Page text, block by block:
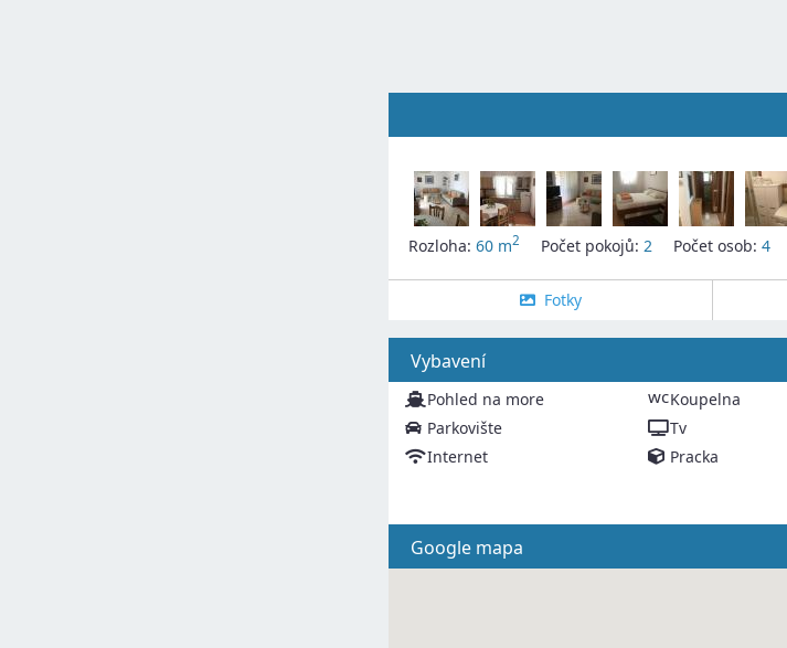
Rozloha: 60 m2 Počet pokojů: 2 Počet osob: 4
Fotky
Vybavení
Pohled na more wcKoupelna
Parkovište
Tv
Internet
Pracka
Google mapa